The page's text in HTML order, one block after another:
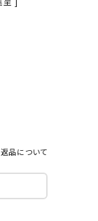
返品について